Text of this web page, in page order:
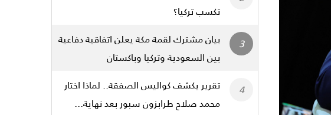
تكسب تركيا؟
بيان مشترك لقمة مكة يعلن اتفاقية دفاعية
بين السعودية وتركيا وباكستان
تقرير يكشف كواليس الصفقة.. لماذا اختار
محمد صلاح طرابزون سبور بعد نهاية...